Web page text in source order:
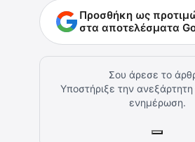
Προσθήκη ως
στα αποτελέσματα
Σου άρεσε το
Υποστήριξε την ανεξάρτητη
ενημέρωση.